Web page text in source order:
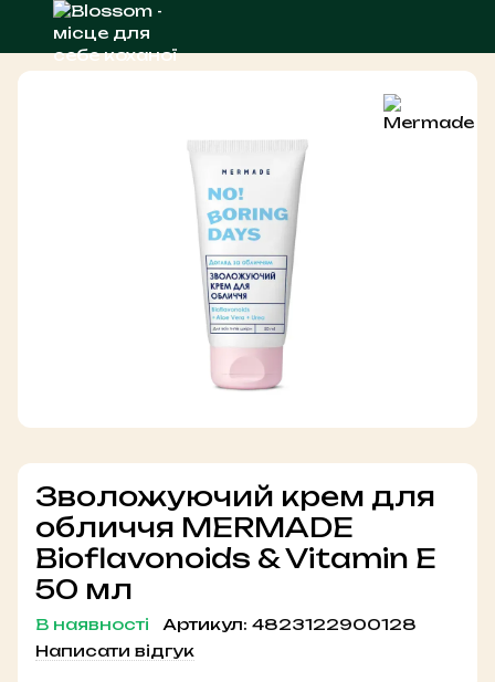
Зволожуючий крем для
обличчя MERMADE
Bioflavonoids & Vitamin E
50 мл
В наявності Артикул: 4823122900128
Написати відгук